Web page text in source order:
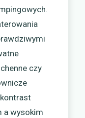
czy
a wysokim